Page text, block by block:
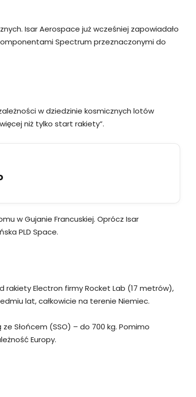
Isar Aerospace już wcześniej zapowiadało
Spectrum przeznaczonymi do
w dziedzinie kosmicznych lotów
niż tylko start rakiety”.
w Gujanie Francuskiej. Oprócz Isar
PLD Space.
Electron firmy Rocket Lab (17 metrów),
lat, całkowicie na terenie Niemiec.
Słońcem (SSO) – do 700 kg. Pomimo
Europy.